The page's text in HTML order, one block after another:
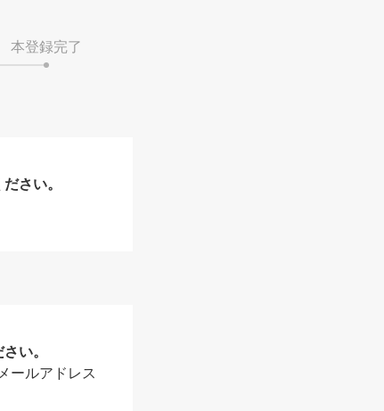
本登録完了
さい。
い。
ールアドレス